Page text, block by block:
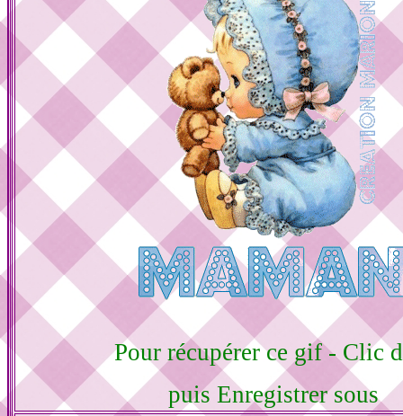
Pour récupérer ce gif - Clic
puis Enregistrer sous